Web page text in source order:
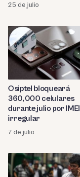
25 de julio
Osiptel bloqueará
360,000 celulares
durante julio por IMEI
irregular
7 de julio